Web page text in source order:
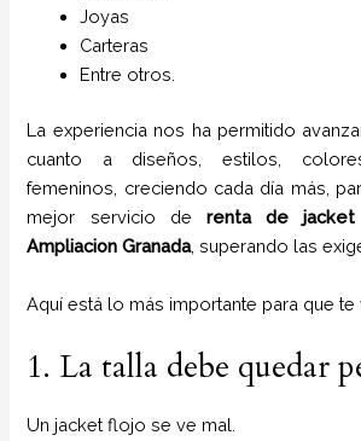
Joyas
Carteras
Entre otros.
La experiencia nos ha permitido
cuanto a diseños, estilos,
femeninos, creciendo cada día más,
mejor servicio de renta de
Ampliacion Granada, superando las
Aquí está lo más importante para que te
1. La talla debe quedar
Un jacket flojo se ve mal.